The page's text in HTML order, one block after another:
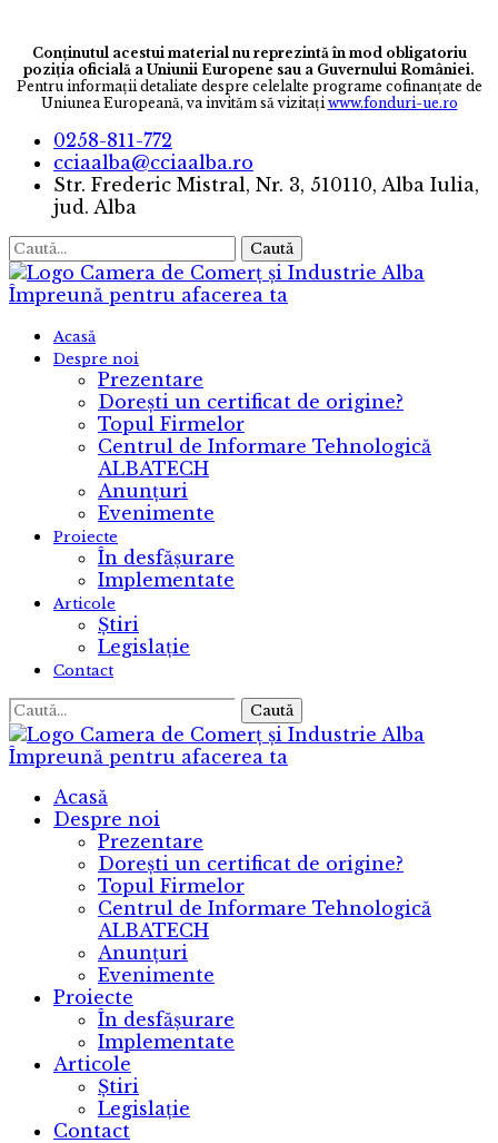
Conținutul acestui material nu reprezintă în mod obligatoriu
poziția oficială a Uniunii Europene sau a Guvernului României.
Pentru informaţii detaliate despre celelalte programe cofinanţate de
Uniunea Europeană, va invităm să vizitaţiwww.fonduri-ue.ro
0258-811-772
cciaalba@cciaalba.ro
Str. Frederic Mistral, Nr. 3, 510110, Alba Iulia,
jud. Alba
Caută
Camera de Comerț și Industrie Alba
Împreună pentru afacerea ta
Acasă
Despre noi
Prezentare
Dorești un certificat de origine?
Topul Firmelor
Centrul de Informare Tehnologică
ALBATECH
Anunțuri
Evenimente
Proiecte
În desfășurare
Implementate
Articole
Știri
Legislație
Contact
Caută
Camera de Comerț și Industrie Alba
Împreună pentru afacerea ta
Acasă
Despre noi
Prezentare
Dorești un certificat de origine?
Topul Firmelor
Centrul de Informare Tehnologică
ALBATECH
Anunțuri
Evenimente
Proiecte
În desfășurare
Implementate
Articole
Știri
Legislație
Contact